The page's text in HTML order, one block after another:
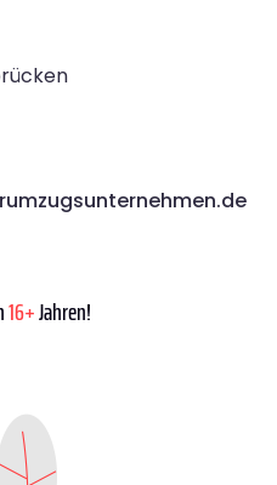
16+Jahren!